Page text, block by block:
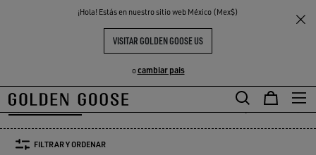
¡Hola! Estás en nuestro sitio web México (Mex$)
VISITAR GOLDEN GOOSE US
ocambiar pais
THE
COMMUNITY
Prendas Vestidos & Monos
VESTIDOS Y MONOS MUJER
Vestidos & Monos
Vestidos & Monos
Camisas
Camisas Blazers
Prendas de punto
Prendas de punto
FILTRAR Y ORDENAR